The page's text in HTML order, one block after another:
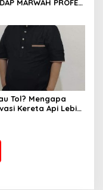
MARWAH PROFESI
ADVOKAT HOTMAN
Tol? Mengapa
Kereta Api Lebih